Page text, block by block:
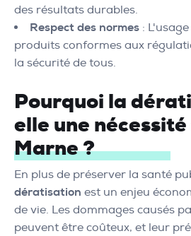
des résultats durables.
Respect des normes :
produits conformes aux
la sécurité de tous.
Pourquoi la
elle une
Marne ?
En plus de préserver la santé
dératisation est un enjeu
de vie. Les dommages causés
peuvent être coûteux, et leur